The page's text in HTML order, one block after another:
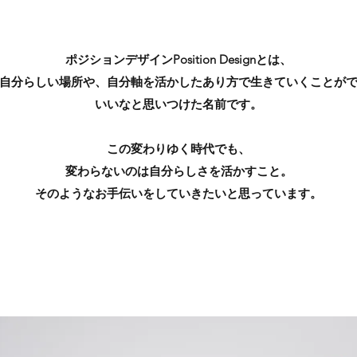
ポジションデザインPosition Designとは、
分らしい場所や、自分軸を活かしたあり方で生きていくことが
いいなと思いつけた名前です。
この変わりゆく時代でも、
変わらないのは自分らしさを活かすこと。
そのようなお手伝いをしていきたいと思っています。